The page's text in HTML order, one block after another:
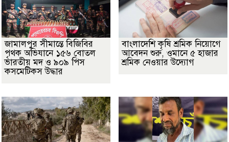
জামালপুর সীমান্তে বিজিবির
পৃথক অভিযানে ১৫৬ বোতল
ভারতীয় মদ ও ৯০৯ পিস
কসমেটিকস উদ্ধার
বাংলাদেশি কৃষি শ্রমিক নিয়োগে
আবেদন শুরু, ওমানে ৫ হাজার
শ্রমিক নেওয়ার উদ্যোগ